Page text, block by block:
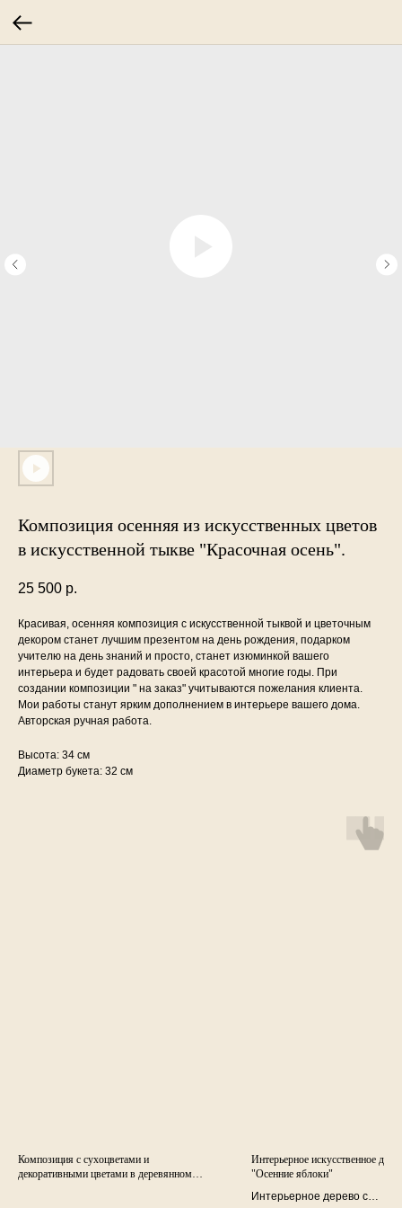
Композиция осенняя из искусственных цветов
в искусственной тыкве "Красочная осень".
25 500 р.
Красивая, осенняя композиция с искусственной тыквой и цветочным
декором станет лучшим презентом на день рождения, подарком
учителю на день знаний и просто, станет изюминкой вашего
интерьера и будет радовать своей красотой многие годы. При
создании композиции " на заказ" учитываются пожелания клиента.
Мои работы станут ярким дополнением в интерьере вашего дома.
Авторская ручная работа.
Высота: 34 см
Диаметр букета: 32 см
Композиция c сухоцветами и
декоративными цветами в деревянном
Интерьерное искусственное
"Осенние яблоки"
Интерьерное дерево с